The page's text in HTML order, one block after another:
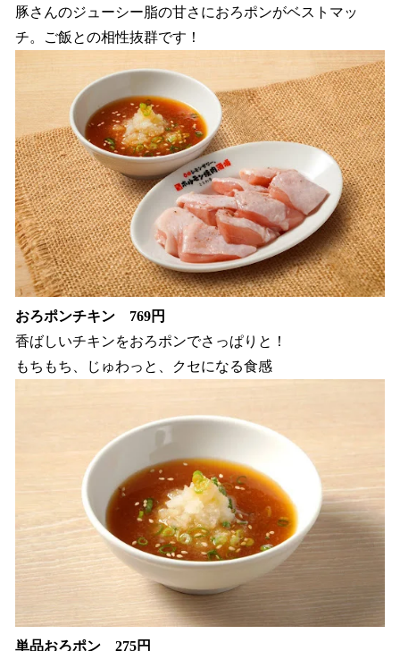
豚さんのジューシー脂の甘さにおろポンがベストマッ
チ。ご飯との相性抜群です！
おろポンチキン 769円
香ばしいチキンをおろポンでさっぱりと！
もちもち、じゅわっと、クセになる食感
単品おろポン 275円